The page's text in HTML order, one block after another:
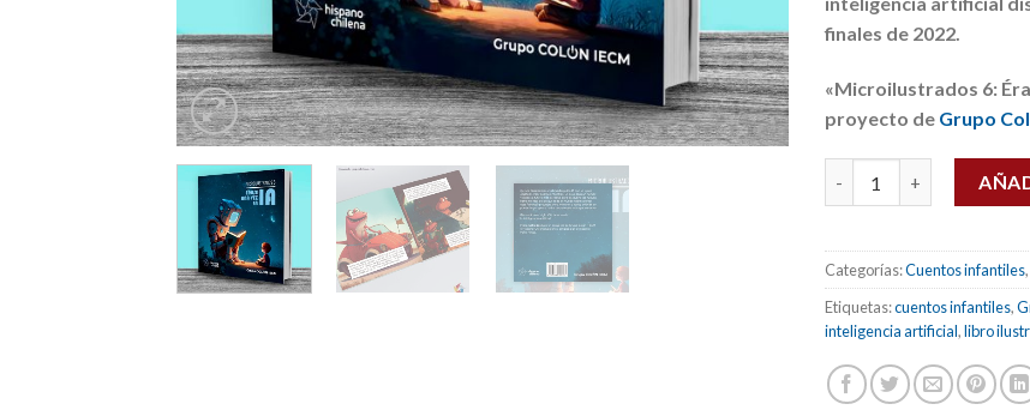
finales de 2022.
«Microilustrados 6:
proyecto de Grupo
Érase una vez la IA
Categorías:Cuentos infantiles,
Etiquetas:cuentos infantiles,
inteligencia artificial,libro